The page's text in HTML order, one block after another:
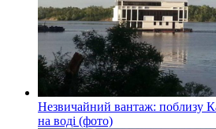
Незвичайний вантаж: поблизу
на воді (фото)